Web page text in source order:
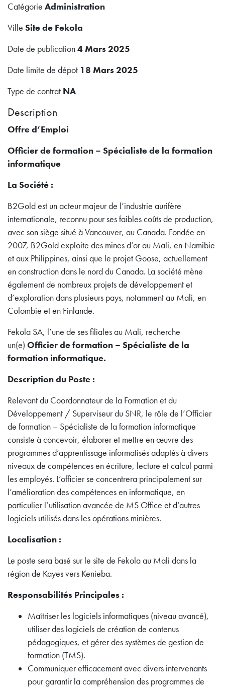
Catégorie Administration
Ville Site de Fekola
Date de publication4 Mars 2025
Date limite de dépot 18 Mars 2025
Type de contrat NA
Description
Offre d’Emploi
Officier de formation – Spécialiste de la formation
informatique
La Société :
B2Gold est un acteur majeur de l’industrie aurifère
internationale, reconnu pour ses faibles coûts de production,
avec son siège situé à Vancouver, au Canada. Fondée en
2007, B2Gold exploite des mines d’or au Mali, en Namibie
et aux Philippines, ainsi que le projet Goose, actuellement
en construction dans le nord du Canada. La société mène
également de nombreux projets de développement et
d’exploration dans plusieurs pays, notamment au Mali, en
Colombie et en Finlande.
Fekola SA, l’une de ses filiales au Mali, recherche
un(e) Officier de formation – Spécialiste de la
formation informatique.
Description du Poste :
Relevant du Coordonnateur de la Formation et du
Développement / Superviseur du SNR, le rôle de l’Officier
de formation – Spécialiste de la formation informatique
consiste à concevoir, élaborer et mettre en œuvre des
programmes d’apprentissage informatisés adaptés à divers
niveaux de compétences en écriture, lecture et calcul parmi
les employés. L’officier se concentrera principalement sur
l’amélioration des compétences en informatique, en
particulier l’utilisation avancée de MS Office et d’autres
logiciels utilisés dans les opérations minières.
Localisation :
Le poste sera basé sur le site de Fekola au Mali dans la
région de Kayes vers Kenieba.
Responsabilités Principales :
Maîtriser les logiciels informatiques (niveau avancé),
utiliser des logiciels de création de contenus
pédagogiques, et gérer des systèmes de gestion de
formation (TMS).
Communiquer efficacement avec divers intervenants
pour garantir la compréhension des programmes de